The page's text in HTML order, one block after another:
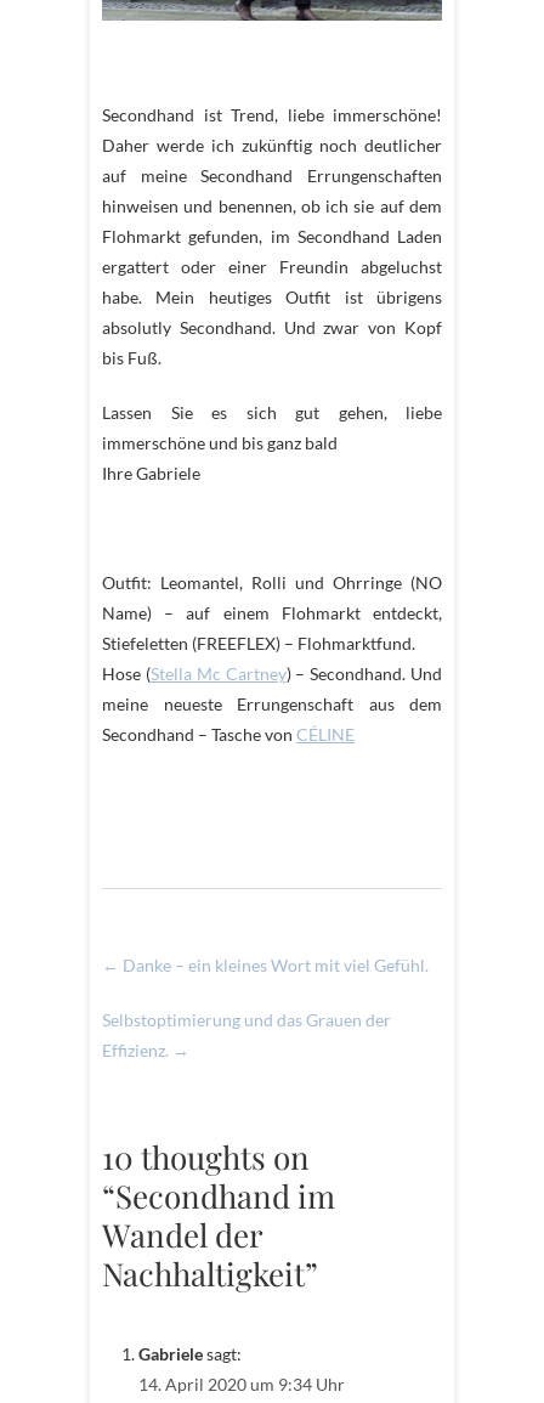
Secondhand ist Trend, liebe immerschöne!
Daher werde ich zukünftig noch deutlicher
auf meine Secondhand Errungenschaften
hinweisen und benennen, ob ich sie auf dem
Flohmarkt gefunden, im Secondhand Laden
ergattert oder einer Freundin abgeluchst
habe. Mein heutiges Outfit ist übrigens
absolutly Secondhand. Und zwar von Kopf
bis Fuß.
Lassen Sie es sich gut gehen, liebe
immerschöne und bis ganz bald
Ihre Gabriele
Outfit: Leomantel, Rolli und Ohrringe (NO
Name) – auf einem Flohmarkt entdeckt,
Stiefeletten (FREEFLEX) – Flohmarktfund.
Hose (Stella Mc Cartney) – Secondhand. Und
meine neueste Errungenschaft aus dem
Secondhand – Tasche von CÉLINE
← Danke – ein kleines Wort mit viel Gefühl.
Selbstoptimierung und das Grauen der
Effizienz. →
10 thoughts on
“Secondhand im
Wandel der
Nachhaltigkeit”
Gabrielesagt:
14. April 2020 um 9:34 Uhr